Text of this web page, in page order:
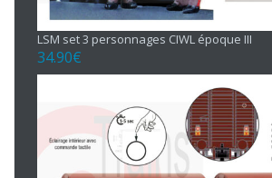
LSM set 3 personnages CIWL époque III
34.90€